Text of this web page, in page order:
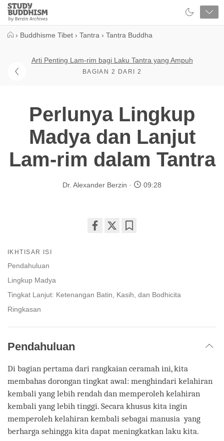
Close
Study
Buddhism
› Buddhisme Tibet › Tantra › Tantra Buddha
Arti Penting Lam-rim bagi Laku Tantra yang Ampuh
BAGIAN 2 DARI 2
Perlunya Lingkup
Madya dan Lanjut
Lam-rim dalam Tantra
Dr. Alexander Berzin 09:28
IKHTISAR ISI
Pendahuluan
Lingkup Madya
Tingkat Lanjut: Ketenangan Batin, Kasih, dan Bodhicita
Ringkasan
Pendahuluan
Di bagian pertama dari rangkaian ceramah ini, kita
membahas dorongan tingkat awal: menghindari kelahiran
kembali yang lebih rendah dan memperoleh kelahiran
kembali yang lebih tinggi. Secara khusus kita ingin
memperoleh kelahiran kembali sebagai manusia yang
berharga sehingga kita dapat meningkatkan laku kita.